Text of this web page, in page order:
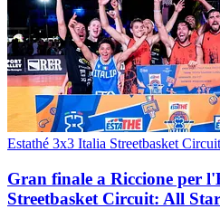
Estathé 3x3 Italia Streetbasket Circuit
Gran finale a Riccione per
Streetbasket Circuit: All